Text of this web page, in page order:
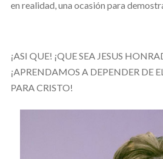
en realidad, una ocasión para
¡ASI QUE! ¡QUE SEA JESUS
¡APRENDAMOS A DEPENDER DE
PARA CRISTO!